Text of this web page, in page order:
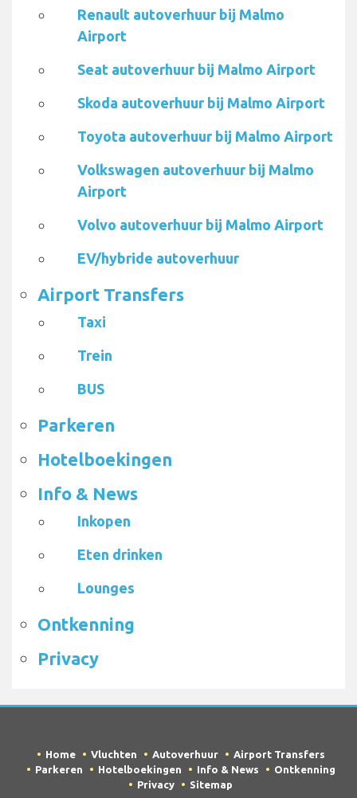
Renault autoverhuur bij Malmo
Airport
Seat autoverhuur bij Malmo Airport
Skoda autoverhuur bij Malmo Airport
Toyota autoverhuur bij Malmo Airport
Volkswagen autoverhuur bij Malmo
Airport
Volvo autoverhuur bij Malmo Airport
EV/hybride autoverhuur
Airport Transfers
Taxi
Trein
BUS
Parkeren
Hotelboekingen
Info & News
Inkopen
Eten drinken
Lounges
Ontkenning
Privacy
Home Vluchten Autoverhuur
Airport Transfers
Parkeren
Hotelboekingen Info & News
Ontkenning
Privacy
Sitemap